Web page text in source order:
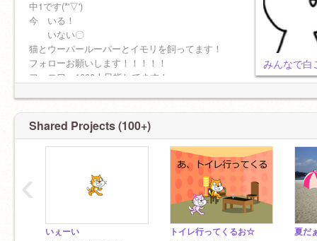
好きなyoutuberは、キヨ、p丸様、まふまふで
す！
中1です(*'▽')
今 いる！
いない〇
猫とウーパールーパーとイモリを飼ってます！
フォローお願いします！！！！！
フォロワー1000人目指してます！
https://scrath.mit.edu/projects/827548861
みんなで白
Shared Projects (100+)
いぇーい トイレ行ってくるお☆ 夏だ
‹